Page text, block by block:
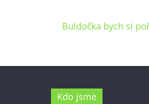
Buldočka bych si
Kdo jsme